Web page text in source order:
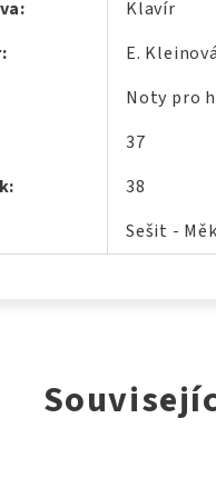
:
Klavír
:
E.
Noty pro
37
:
38
Sešit -